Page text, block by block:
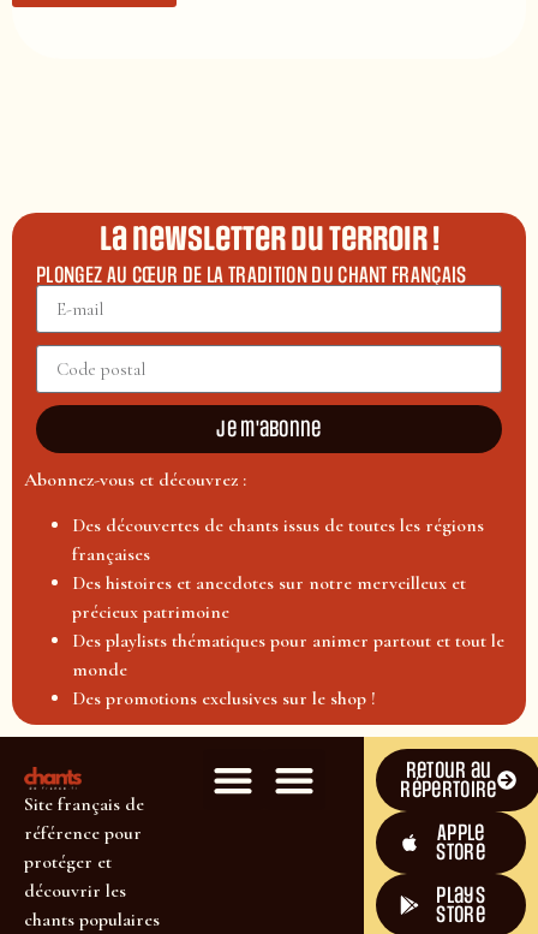
La newsletter du terroir !
PLONGEZ AU CŒUR DE LA TRADITION DU CHANT FRANÇAIS
Je m'abonne
Abonnez-vous et découvrez :
Des découvertes de chants issus de toutes les régions
françaises
Des histoires et anecdotes sur notre merveilleux et
précieux patrimoine
Des playlists thématiques pour animer partout et tout le
monde
Des promotions exclusives sur le shop !
Site français de
référence pour
protéger et
découvrir les
chants populaires
Retour au
répertoire
Apple
Store
plays
store